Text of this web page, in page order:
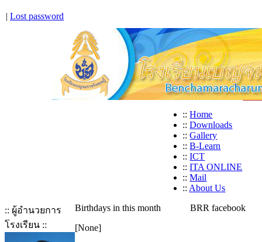
| Lost password
:: Home
:: Downloads
:: Gallery
:: B-Learn
:: ICT
:: ITA ONLINE
:: Mail
:: About Us
:: ผู้อำนวยการ
โรงเรียน ::
Birthdays in this month
[None]
BRR facebook